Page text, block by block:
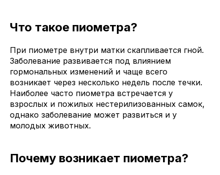
Что такое пиометра?
При пиометре внутри матки скапливается гной.
Заболевание развивается под влиянием
гормональных изменений и чаще всего
возникает через несколько недель после течки.
Наиболее часто пиометра встречается у
взрослых и пожилых нестерилизованных самок,
однако заболевание может развиться и у
молодых животных.
Почему возникает пиометра?